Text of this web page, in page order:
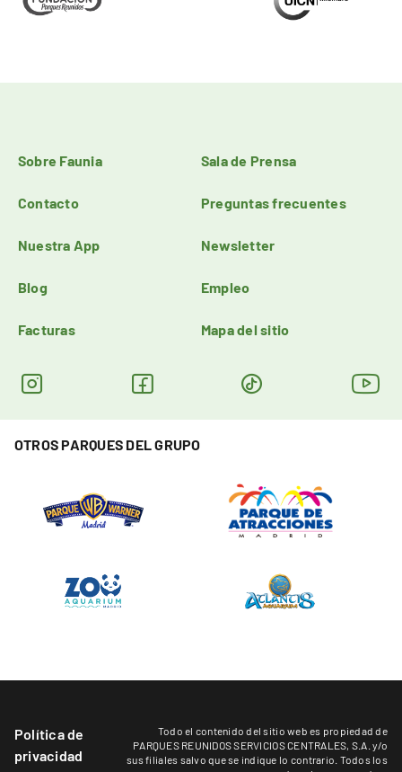
Sobre Faunia Sala de Prensa
Contacto Preguntas frecuentes
Nuestra App Newsletter
Blog Empleo
Facturas Mapa del sitio
OTROS PARQUES DEL GRUPO
Política de
privacidad
Todo el contenido del sitio web es propiedad de
PARQUES REUNIDOS SERVICIOS CENTRALES, S.A. y/o
sus filiales salvo que se indique lo contrario. Todos los